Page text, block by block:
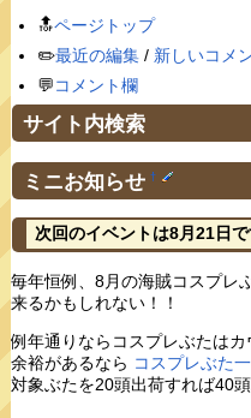
🔝ページトップ
✏️最近の編集/ 新しいコメ
💬コメント欄
サイト内検索
ミニお知らせ †
次回のイベントは8月21日
毎年恒例、8月の海賊コスプレ
来るかもしれない！！
例年通りならコスプレぶたはカ
余裕があるなら コスプレぶた
対象ぶたを20頭出荷すれば40